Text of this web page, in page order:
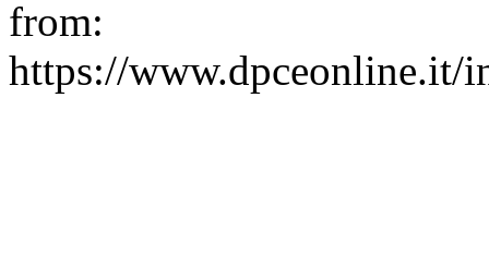
from:
https://www.dpceonline.it/